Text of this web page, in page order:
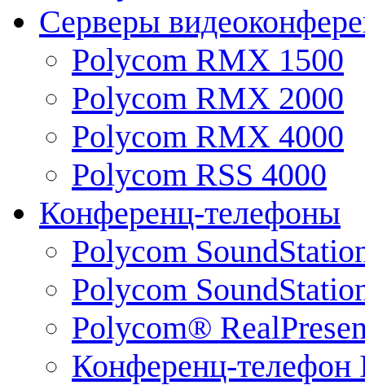
Серверы
Polycom RMX 1500
Polycom RMX 2000
Polycom RMX 4000
Polycom RSS 4000
Конференц-телефоны
Polycom
Polycom
Polycom®
Конференц-телефон